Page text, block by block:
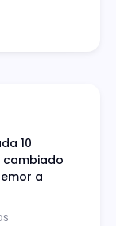
10
cambiado
a